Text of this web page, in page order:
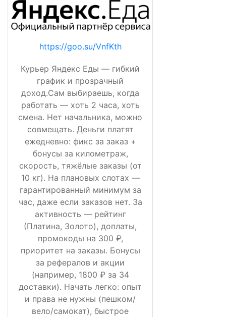
https://goo.su/VnfKth
Курьер Яндекс Еды — гибкий
график и прозрачный
доход.Сам выбираешь, когда
работать — хоть 2 часа, хоть
смена. Нет начальника, можно
совмещать. Деньги платят
ежедневно: фикс за заказ +
бонусы за километраж,
скорость, тяжёлые заказы (от
10 кг). На плановых слотах —
гарантированный минимум за
час, даже если заказов нет. За
активность — рейтинг
(Платина, Золото), доплаты,
промокоды на 300 ₽,
приоритет на заказы. Бонусы
за рефералов и акции
(например, 1800 ₽ за 34
доставки). Начать легко: опыт
и права не нужны (пешком/
вело/самокат), быстрое